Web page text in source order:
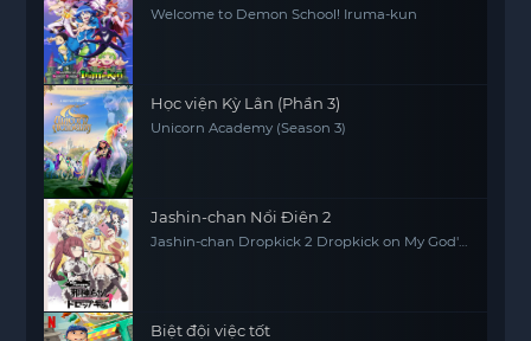
Welcome to Demon School! Iruma-kun
Học viện Kỳ Lân (Phần 3)
Unicorn Academy (Season 3)
Jashin-chan Nổi Điên 2
Jashin-chan Dropkick 2 Dropkick on My God'
Biệt đội việc tốt